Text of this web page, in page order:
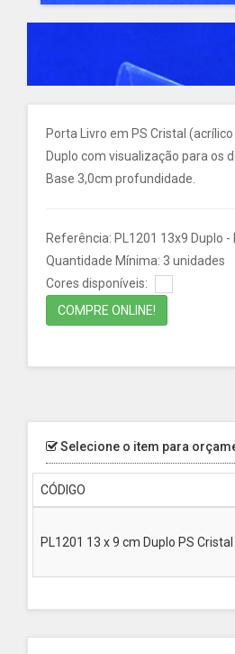
Porta Livro em PS Cristal
Duplo com visualização para os
Base 3,0cm profundidade.
Referência: PL1201 13x9 Duplo -
Quantidade Mínima: 3 unidades
Cores disponíveis:
COMPRE ONLINE!
Selecione o item para
CÓDIGO
PL1201 13 x 9 cm Duplo PS Cristal